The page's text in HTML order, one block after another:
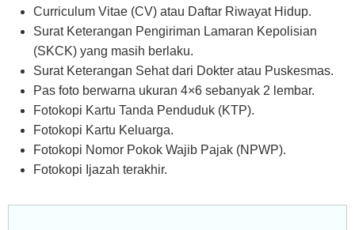
Curriculum Vitae (CV) atau Daftar Riwayat Hidup.
Surat Keterangan Pengiriman Lamaran Kepolisian
(SKCK) yang masih berlaku.
Surat Keterangan Sehat dari Dokter atau Puskesmas.
Pas foto berwarna ukuran 4×6 sebanyak 2 lembar.
Fotokopi Kartu Tanda Penduduk (KTP).
Fotokopi Kartu Keluarga.
Fotokopi Nomor Pokok Wajib Pajak (NPWP).
Fotokopi Ijazah terakhir.